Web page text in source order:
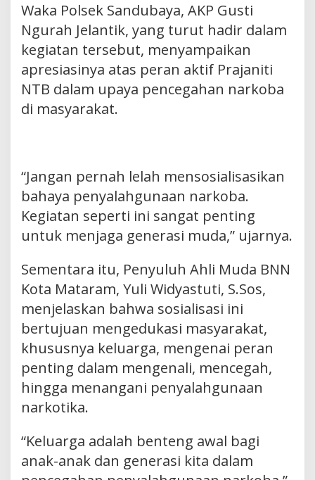
Waka Polsek Sandubaya, AKP Gusti
Ngurah Jelantik, yang turut hadir dalam
kegiatan tersebut, menyampaikan
apresiasinya atas peran aktif Prajaniti
NTB dalam upaya pencegahan narkoba
di masyarakat.
“Jangan pernah lelah mensosialisasikan
bahaya penyalahgunaan narkoba.
Kegiatan seperti ini sangat penting
untuk menjaga generasi muda,” ujarnya.
Sementara itu, Penyuluh Ahli Muda BNN
Kota Mataram, Yuli Widyastuti, S.Sos,
menjelaskan bahwa sosialisasi ini
bertujuan mengedukasi masyarakat,
khususnya keluarga, mengenai peran
penting dalam mengenali, mencegah,
hingga menangani penyalahgunaan
narkotika.
“Keluarga adalah benteng awal bagi
anak-anak dan generasi kita dalam